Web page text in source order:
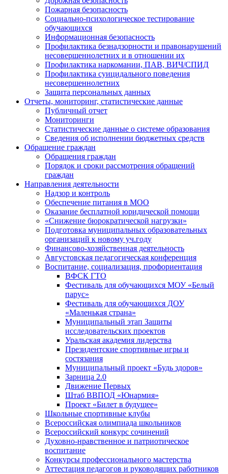
Пожарная безопасность
Социально-психологическое тестирование
обучающихся
Информационная безопасность
Профилактика безнадзорности и правонарушений
несовершеннолетних и в отношении их
Профилактика наркомании, ПАВ, ВИЧ/СПИД
Профилактика суицидального поведения
несовершеннолетних
Защита персональных данных
Отчеты, мониторинг, статистические данные
Публичный отчет
Мониторинги
Статистические данные о системе образования
Сведения об исполнении бюджетных средств
Обращение граждан
Обращения граждан
Порядок и сроки рассмотрения обращений
граждан
Направления деятельности
Надзор и контроль
Обеспечение питания в МОО
Оказание бесплатной юридической помощи
«Снижение бюрократической нагрузки»
Подготовка муниципальных образовательных
организаций к новому уч.году
Финансово-хозяйственная деятельность
Августовская педагогическая конференция
Воспитание, социализация, профориентация
ВФСК ГТО
Фестиваль для обучающихся МОУ «Белый
парус»
Фестиваль для обучающихся ДОУ
«Маленькая страна»
Муниципальный этап Защиты
исследовательских проектов
Уральская академия лидерства
Президентские спортивные игры и
состязания
Муниципальный проект «Будь здоров»
Зарница 2.0
Движение Первых
Штаб ВВПОД «Юнармия»
Проект «Билет в будущее»
Школьные спортивные клубы
Всероссийская олимпиада школьников
Всероссийский конкурс сочинений
Духовно-нравственное и патриотическое
воспитание
Конкурсы профессионального мастерства
Аттестация педагогов и руководящих работников